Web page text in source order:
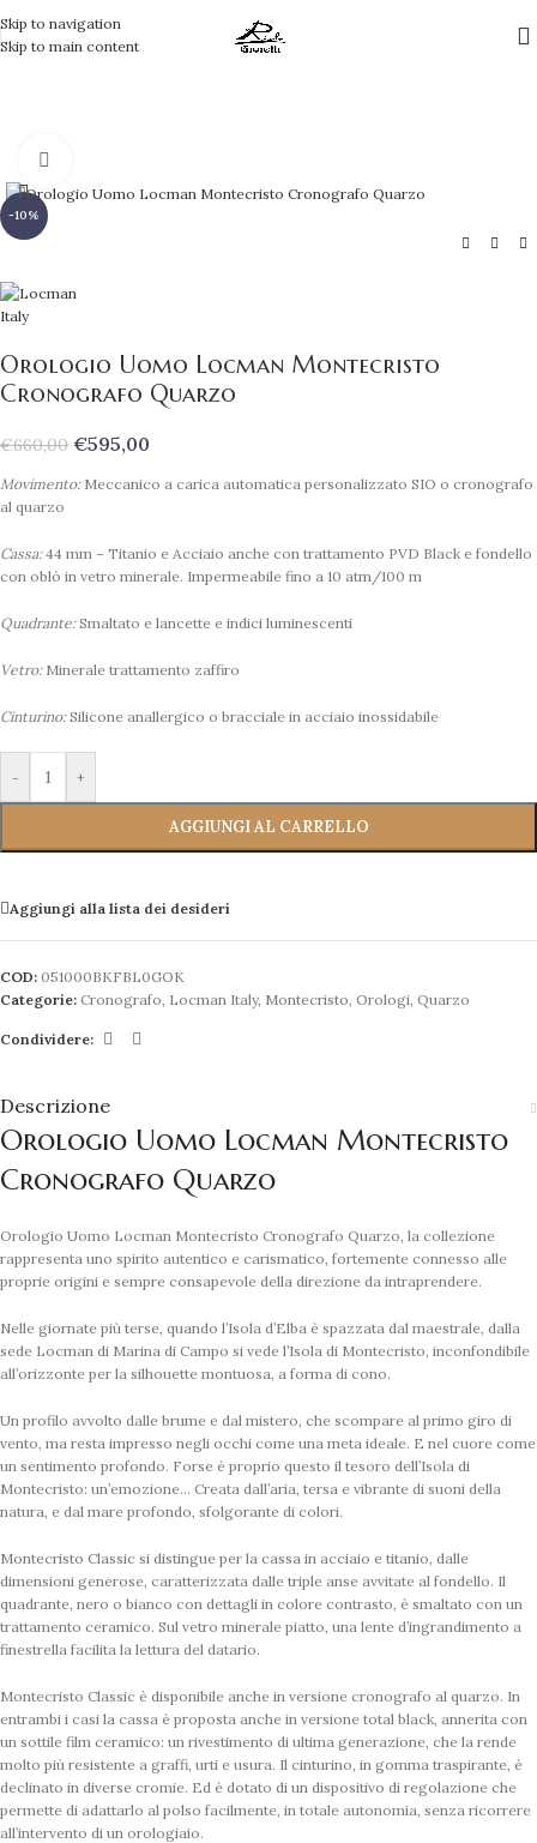
Skip to navigation
Skip to main content
-10%
Orologio Uomo Locman Montecristo
Cronografo Quarzo
€660,00 €595,00
Movimento:Meccanico a carica automatica personalizzato SIO o cronografo
al quarzo
Cassa:44 mm – Titanio e Acciaio anche con trattamento PVD Black e fondello
con oblò in vetro minerale. Impermeabile fino a 10 atm/100 m
Quadrante:Smaltato e lancette e indici luminescenti
Vetro:Minerale trattamento zaffiro
Cinturino:Silicone anallergico o bracciale in acciaio inossidabile
- +
AGGIUNGI AL CARRELLO
Aggiungi alla lista dei desideri
COD: 051000BKFBL0GOK
Categorie: Cronografo, Locman Italy, Montecristo, Orologi, Quarzo
Condividere:
Descrizione
Orologio Uomo Locman Montecristo
Cronografo Quarzo
Orologio Uomo Locman Montecristo Cronografo Quarzo, la collezione
rappresenta uno spirito autentico e carismatico, fortemente connesso alle
proprie origini e sempre consapevole della direzione da intraprendere.
Nelle giornate più terse, quando l’Isola d’Elba è spazzata dal maestrale, dalla
sede Locman di Marina di Campo si vede l’Isola di Montecristo, inconfondibile
all’orizzonte per la silhouette montuosa, a forma di cono.
Un profilo avvolto dalle brume e dal mistero, che scompare al primo giro di
vento, ma resta impresso negli occhi come una meta ideale. E nel cuore come
un sentimento profondo. Forse è proprio questo il tesoro dell’Isola di
Montecristo: un’emozione… Creata dall’aria, tersa e vibrante di suoni della
natura, e dal mare profondo, sfolgorante di colori.
Montecristo Classic si distingue per la cassa in acciaio e titanio, dalle
dimensioni generose, caratterizzata dalle triple anse avvitate al fondello. Il
quadrante, nero o bianco con dettagli in colore contrasto, è smaltato con un
trattamento ceramico. Sul vetro minerale piatto, una lente d’ingrandimento a
finestrella facilita la lettura del datario.
Montecristo Classic è disponibile anche in versione cronografo al quarzo. In
entrambi i casi la cassa è proposta anche in versione total black, annerita con
un sottile film ceramico: un rivestimento di ultima generazione, che la rende
molto più resistente a graffi, urti e usura. Il cinturino, in gomma traspirante, è
declinato in diverse cromie. Ed è dotato di un dispositivo di regolazione che
permette di adattarlo al polso facilmente, in totale autonomia, senza ricorrere
all’intervento di un orologiaio.